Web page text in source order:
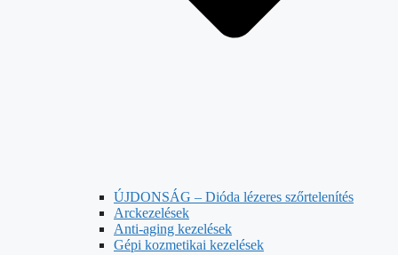
ÚJDONSÁG – Dióda lézeres szőrtelenítés
Arckezelések
Anti-aging kezelések
Gépi kozmetikai kezelések